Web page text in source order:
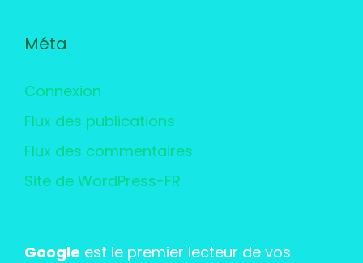
Méta
Connexion
Flux des publications
Flux des commentaires
Site de WordPress-FR
Google est le premier lecteur de vos